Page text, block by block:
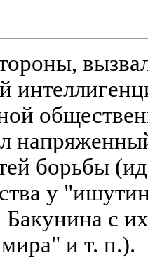
борьбы
у
с
и т. п.).